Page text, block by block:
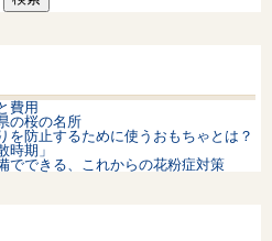
費用
の桜の名所
を防止するために使うおもちゃとは？
時期」
でできる、これからの花粉症対策